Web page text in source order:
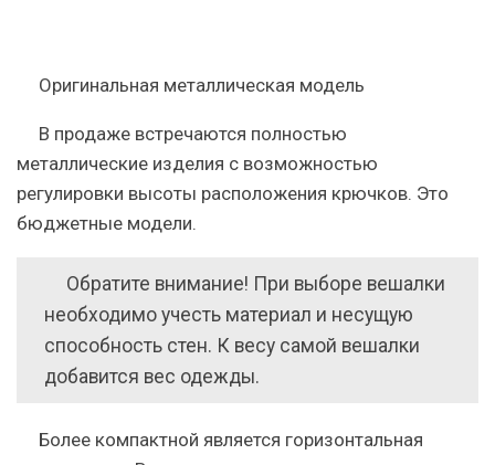
Оригинальная металлическая модель
В продаже встречаются полностью
металлические изделия с возможностью
регулировки высоты расположения крючков. Это
бюджетные модели.
Обратите внимание! При выборе вешалки
необходимо учесть материал и несущую
способность стен. К весу самой вешалки
добавится вес одежды.
Более компактной является горизонтальная